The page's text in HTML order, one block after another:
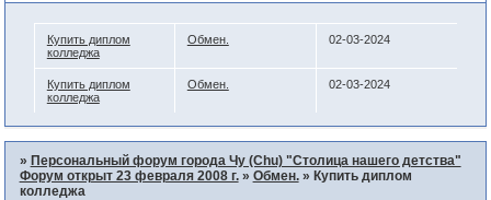
Купить диплом
колледжа
Обмен. 02-03-2024
Купить диплом
колледжа
Обмен. 02-03-2024
» Персональный форум города Чу (Chu) "Столица нашего детства"
Форум открыт 23 февраля 2008 г. » Обмен. » Купить диплом
колледжа